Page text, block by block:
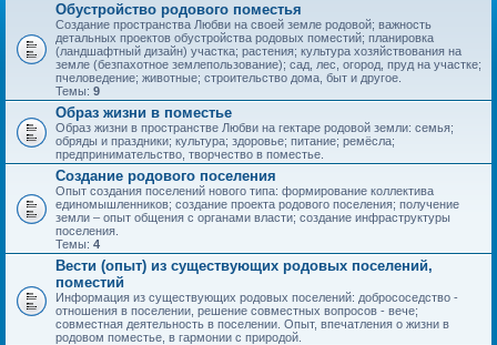
Обустройство родового поместья
Создание пространства Любви на своей земле родовой; важность
детальных проектов обустройства родовых поместий; планировка
(ландшафтный дизайн) участка; растения; культура хозяйствования на
земле (безпахотное землепользование); сад, лес, огород, пруд на участке;
пчеловедение; животные; строительство дома, быт и другое.
Темы: 9
Образ жизни в поместье
Образ жизни в пространстве Любви на гектаре родовой земли: семья;
обряды и праздники; культура; здоровье; питание; ремёсла;
предпринимательство, творчество в поместье.
Создание родового поселения
Опыт создания поселений нового типа: формирование коллектива
единомышленников; создание проекта родового поселения; получение
земли – опыт общения с органами власти; создание инфраструктуры
поселения.
Темы: 4
Вести (опыт) из существующих родовых поселений,
поместий
Информация из существующих родовых поселений: добрососедство -
отношения в поселении, решение совместных вопросов - вече;
совместная деятельность в поселении. Опыт, впечатления о жизни в
родовом поместье, в гармонии с природой.